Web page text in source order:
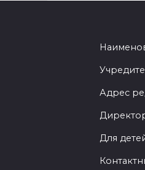
Адрес
Для